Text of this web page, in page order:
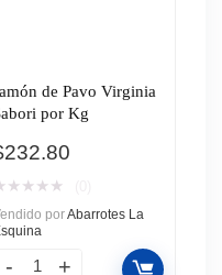
de Pavo Virginia
por Kg
232.80
★ ★ ★ ★
porAbarrotes La